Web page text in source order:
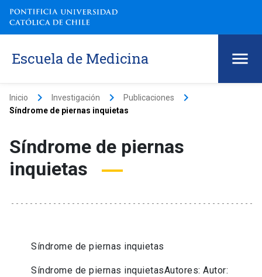
Escuela de Medicina
Inicio keyboard_arrow_right Investigación keyboard_arrow_right Publicaciones keyboard_arrow_right
Síndrome de piernas inquietas
Síndrome de piernas
inquietas
Síndrome de piernas inquietas
Síndrome de piernas inquietasAutores: Autor: